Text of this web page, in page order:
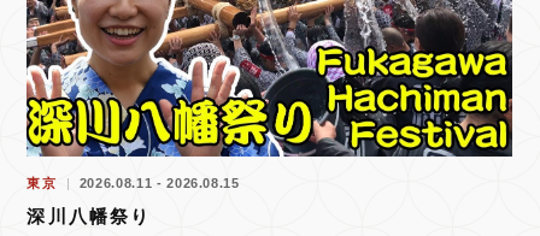
東京 2026.08.11 - 2026.08.15
深川八幡祭り